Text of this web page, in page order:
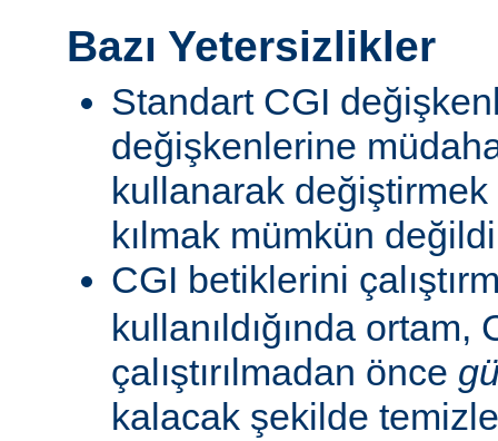
Bazı Yetersizlikler
Standart CGI
değişkenlerine
kullanarak
kılmak mümkün
CGI betiklerini
kullanıldığında ortam,
çalıştırılmadan önce
kalacak şekilde